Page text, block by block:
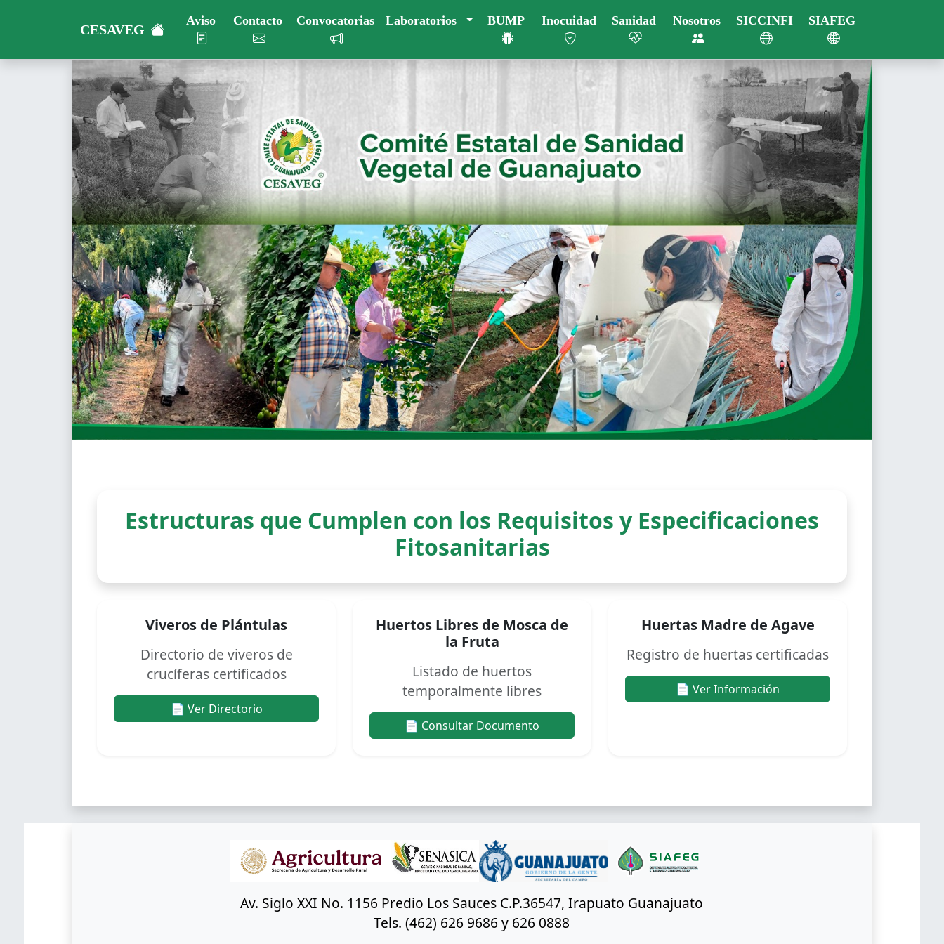
CESAVEG
Aviso Contacto Convocatorias Laboratorios BUMP Inocuidad Sanidad Nosotros SICCINFI SIAFEG
Estructuras que Cumplen con los Requisitos y Especificaciones
Fitosanitarias
Viveros de Plántulas
Directorio de viveros de
crucíferas certificados
📄 Ver Directorio
Huertos Libres de Mosca de
la Fruta
Listado de huertos
temporalmente libres
📄 Consultar Documento
Huertas Madre de Agave
Registro de huertas certificadas
📄 Ver Información
Av. Siglo XXI No. 1156 Predio Los Sauces C.P.36547, Irapuato Guanajuato
Tels. (462) 626 9686 y 626 0888